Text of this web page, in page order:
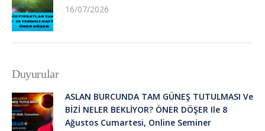
16/07/2026
Duyurular
ASLAN BURCUNDA TAM GÜNEŞ TUTULMASI Ve
BİZİ NELER BEKLİYOR? ÖNER DÖŞER Ile 8
Ağustos Cumartesi, Online Seminer